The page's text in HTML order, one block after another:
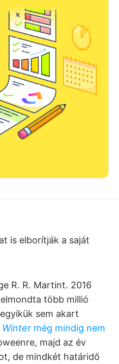
is elborítják a saját
R. R. Martint. 2016
több millió
sem akart
Winter még mindig nem
majd az év
de mindkét határidő